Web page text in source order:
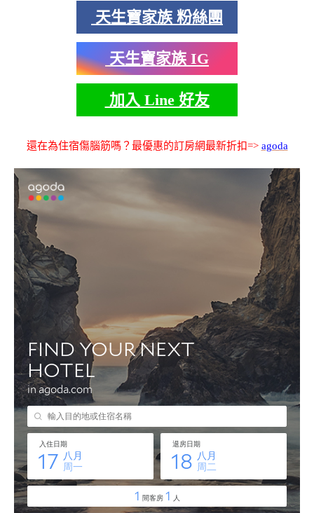
天生寶家族 粉絲團
天生寶家族 IG
加入 Line 好友
還在為住宿傷腦筋嗎？最優惠的訂房網最新折扣=> agoda